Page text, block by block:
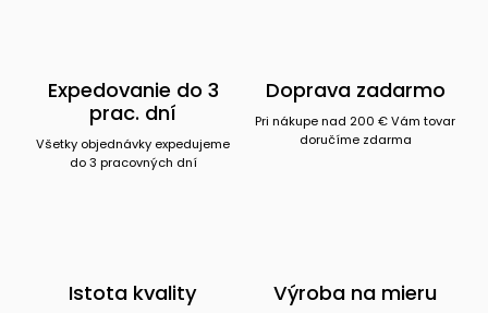
Expedovanie do 3
prac. dní
Všetky objednávky expedujeme
do 3 pracovných dní
Doprava zadarmo
Pri nákupe nad 200 € Vám tovar
doručíme zdarma
Istota kvality Výroba na mieru